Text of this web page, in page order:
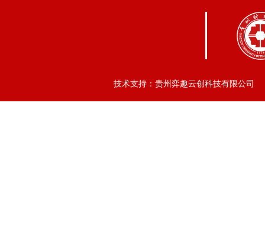
技术支持：贵州弈趣云创科技有限公司